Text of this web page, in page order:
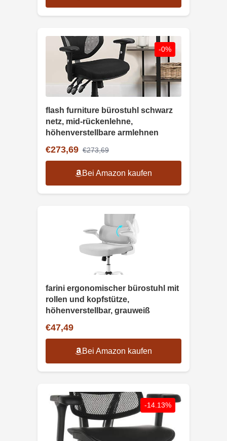
-0%
flash furniture bürostuhl schwarz
netz, mid-rückenlehne,
höhenverstellbare armlehnen
€273,69 €273,69
Bei Amazon kaufen
farini ergonomischer bürostuhl mit
rollen und kopfstütze,
höhenverstellbar, grauweiß
€47,49
Bei Amazon kaufen
-14.13%